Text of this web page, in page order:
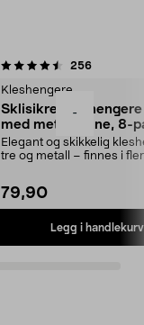
-
256
Kleshengere
Sklisikre
med metallpinne, 8-
Elegant og skikkelig
tre og metall – finnes i
79,90
Legg i handlekurv
4.5av 5 stjerner